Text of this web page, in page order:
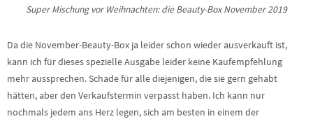
Super Mischung vor Weihnachten: die Beauty-Box November 2019
Da die November-Beauty-Box ja leider schon wieder ausverkauft ist,
kann ich für dieses spezielle Ausgabe leider keine Kaufempfehlung
mehr aussprechen. Schade für alle diejenigen, die sie gern gehabt
hätten, aber den Verkaufstermin verpasst haben. Ich kann nur
nochmals jedem ans Herz legen, sich am besten in einem der